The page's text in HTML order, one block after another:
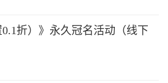
0.1折）》永久冠名活动（线下